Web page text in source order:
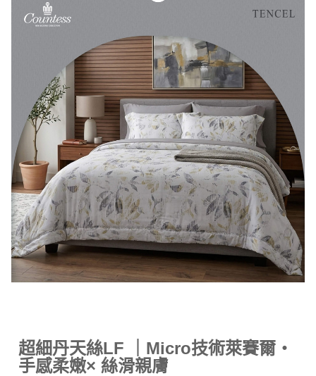
超細丹天絲LF ｜Micro技術萊賽爾・
手感柔嫩× 絲滑親膚